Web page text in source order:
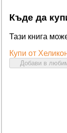
Къде да
Тази книга
Купи от
Добави в